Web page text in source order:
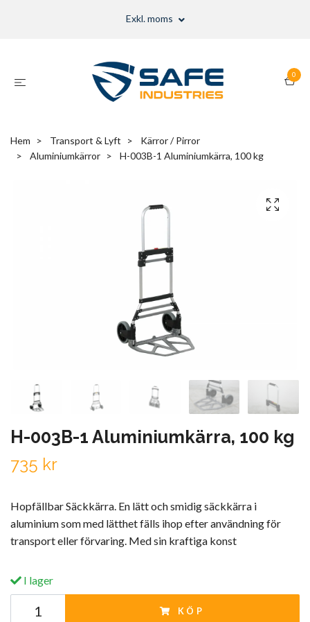
Exkl. moms
0
Hem Transport & Lyft
Kärror / Pirror
Aluminiumkärror
H-003B-1 Aluminiumkärra, 100 kg
H-003B-1 Aluminiumkärra, 100 kg
735 kr
Hopfällbar Säckkärra. En lätt och smidig säckkärra i
aluminium som med lätthet fälls ihop efter användning för
transport eller förvaring. Med sin kraftiga konst
I lager
KÖP